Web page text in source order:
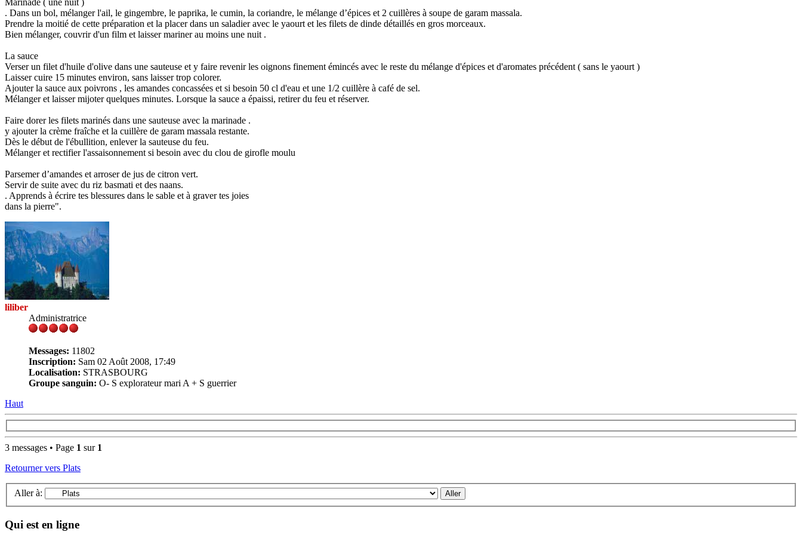
Marinade ( une nuit )
. Dans un bol, mélanger l'ail, le gingembre, le paprika, le cumin, la coriandre, le mélange d’épices et 2 cuillères à soupe de garam massala.
Prendre la moitié de cette préparation et la placer dans un saladier avec le yaourt et les filets de dinde détaillés en gros morceaux.
Bien mélanger, couvrir d'un film et laisser mariner au moins une nuit .
La sauce
Verser un filet d'huile d'olive dans une sauteuse et y faire revenir les oignons finement émincés avec le reste du mélange d'épices et d'aromates précédent ( sans le yaourt )
Laisser cuire 15 minutes environ, sans laisser trop colorer.
Ajouter la sauce aux poivrons , les amandes concassées et si besoin 50 cl d'eau et une 1/2 cuillère à café de sel.
Mélanger et laisser mijoter quelques minutes. Lorsque la sauce a épaissi, retirer du feu et réserver.
Faire dorer les filets marinés dans une sauteuse avec la marinade .
y ajouter la crème fraîche et la cuillère de garam massala restante.
Dès le début de l'ébullition, enlever la sauteuse du feu.
Mélanger et rectifier l'assaisonnement si besoin avec du clou de girofle moulu
Parsemer d’amandes et arroser de jus de citron vert.
Servir de suite avec du riz basmati et des naans.
. Apprends à écrire tes blessures dans le sable et à graver tes joies
dans la pierre".
liliber
Administratrice
Messages: 11802
Inscription: Sam 02 Août 2008, 17:49
Localisation: STRASBOURG
Groupe sanguin: O- S explorateur mari A + S guerrier
Haut
3 messages • Page 1 sur 1
Retourner vers Plats
Aller à:
Qui est en ligne